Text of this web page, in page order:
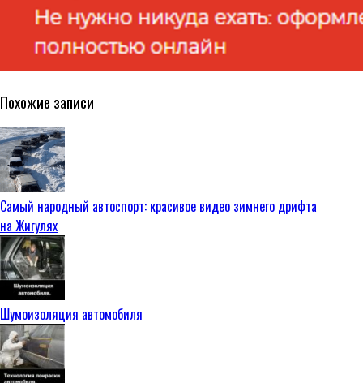
Похожие записи
Самый народный автоспорт: красивое видео зимнего дрифта
на Жигулях
Шумоизоляция автомобиля